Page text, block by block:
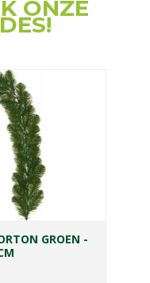
ONZE
GROEN -